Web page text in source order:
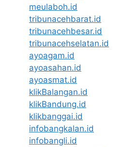
meulaboh.id
tribunacehbarat.id
tribunacehbesar.id
tribunacehselatan.id
ayoagam.id
ayoasahan.id
ayoasmat.id
klikBalangan.id
klikBandung.id
klikbanggai.id
infobangkalan.id
infobangli.id